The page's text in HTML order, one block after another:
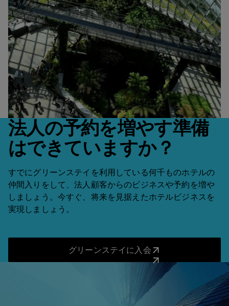
The Road to Net Zero
Deutsche Telekom partnered with HRS to build a
more efficient and sustainable lodging program.
Using HRS’ digital platform and Green Stay
Initiative, the company achieved a 31% reduction in
CO₂ emissions per room night, 45% cost avoidance,
CO₂ emissions by 55% by 2030 and reach net zero
by 2040, Deutsche Telekom continues advancing
sustainable corporate travel.
92%
Green Stay Hotels in program
31%
Reduction of CO2 Per Room Night
45%
Cost Avoidance vs Public Market Rates
ケーススタディを読む
The Road to Net Zero
Data-Driven Transformation:
How PwC Italy Reached 91%
Online Adoption
PwC Italy overhauled its fragmented hotel booking
process by partnering with HRS to build a
structured, automated, and insight-based travel
ecosystem. The initiative achieved 91% online
adoption, streamlined compliance, and delivered
measurable savings through data-driven
transformation.
15%
hotel spend optimization
91%
>20,000
transaction shift in annual bookings moved online
Data-Driven Transformation: How PwC Italy Reached
EnBW AG’s path to climate
neutrality
EnBW AG partnered with HRS to digitize and
automate its lodging program using AI-powered
insights and sustainable hotel prioritization. Through
the Lodging-as-a-Service platform and the Green
Stay Initiative, the company reduced CO₂ emissions
by 28%, increased program adoption by 33%, and
gained full transparency over lodging spend —
supporting its goal of becoming climate-neutral by
2035.
-28%
CO2 Emission Reduction
98%
33%
Program Adoption Growth
ケーススタディを読む
EnBW AG’s path to climate neutrality
Global strategic lodging
procurement, sustainability
& enhanced adoption
procurement, increase program adoption, and
reduce travel-related emissions. Through end-to-
end lodging management, improved payment
solutions, and sustainability-focused processes, the
group achieved significant cost avoidance, an 84%
adoption rate, a 10% CO₂ reduction per room night,
Global strategic lodging procurement, sustainability &
How Ströer achieved 94%
Hotel Program Adoption with
HRS
Ströer partnered with HRS to relaunch its hotel
travel management with an end-to-end platform
that centralized spend, increased transparency,
simplified booking and payment, and boosted
compliance. The company achieved 94% online
adoption, 7.5% savings, 97% digital payment
adoption, and strong sustainability and quality
metrics across its lodging program.
85%
Spend Coverage
7.5%
How Ströer achieved 94% Hotel Program Adoption
法人の予約を増やす準備
はできていますか？
すでにグリーンステイを利用している何千ものホテルの
仲間入りをして、法人顧客からのビジネスや予約を増や
しましょう。今すぐ、将来を見据えたホテルビジネスを
実現しましょう。
グリーンステイに入会